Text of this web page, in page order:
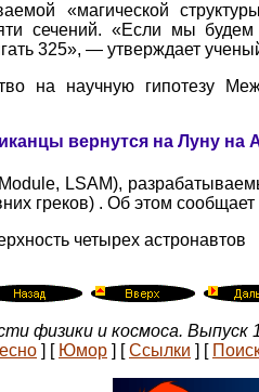
«магической
сечений. «Если мы
325», — утверждает
на научную гипотезу
вернутся на Луну на
LSAM),
греков) . Об этом
четырех астронавтов
физики и космоса. Выпуск
] [ Юмор ] [Ссылки ] [